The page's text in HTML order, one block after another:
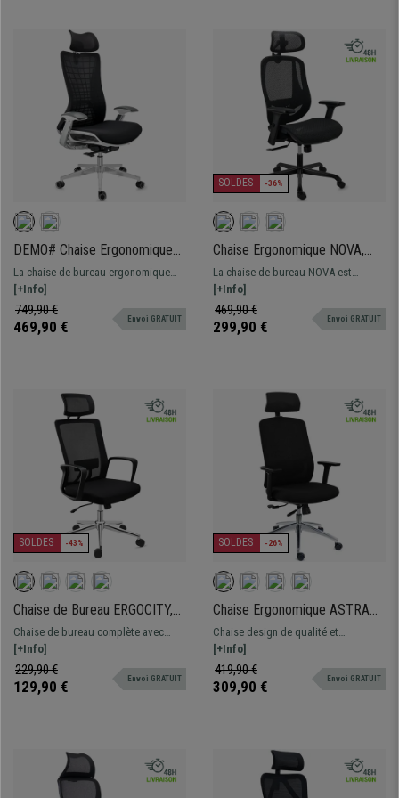
DEMO# Chaise Ergonomique
ENERGY, Appui-tête,
Excellente Qualité, en Maille,
Noir
La chaise de bureau ergonomique
ENERGY est 100% exclusive : design
moderne, excellente qualité, et
confort optimal.
[+Info]
749,90 €
469,90 € Envoi GRATUIT
SOLDES -36%
Chaise Ergonomique NOVA,
Confortable et Ajustable,
Grande Qualité et Design, en
Maille, Noir
La chaise de bureau NOVA est
ergonomique et de grande qualité.
Elle vous offrira un confort supérieur
grâce à ses matériaux haut de
[+Info]
469,90 €
299,90 € Envoi GRATUIT
SOLDES -43%
Chaise de Bureau ERGOCITY,
Appui-Tête, Support Lombaire,
Dossier Basculant, Noir
Chaise de bureau complète avec
support lombaire, très confortable.
Robuste et résistante, avec une base
en métal.
[+Info]
229,90 €
129,90 € Envoi GRATUIT
SOLDES -26%
Chaise Ergonomique ASTRA
LUX, Appui-tête, Assise
Ajustable en Profondeur,
Utilisation Intensive 8h,
Inclinaison Synchrone, Noir
Chaise design de qualité et
confortable à un prix incroyable !
Avec appui-tête, support lombaire et
accoudoirs réglables adaptée à un
[+Info]
419,90 €
309,90 € Envoi GRATUIT